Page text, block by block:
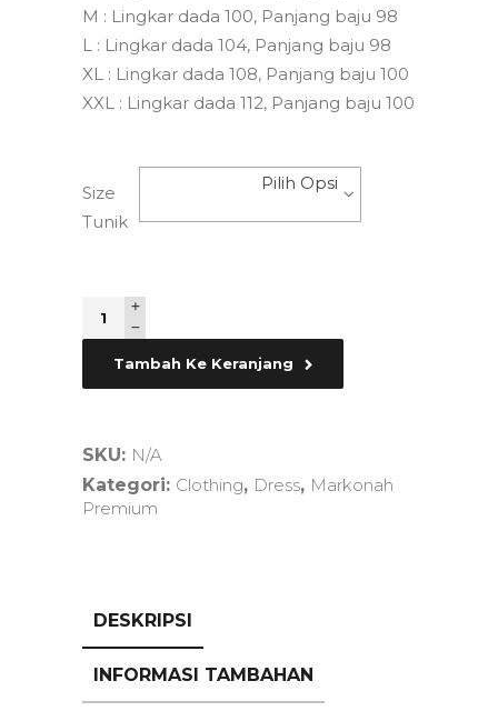
M : Lingkar dada 100, Panjang baju 98
L : Lingkar dada 104, Panjang baju 98
XL : Lingkar dada 108, Panjang baju 100
XXL : Lingkar dada 112, Panjang baju 100
Size
Tunik
Pilih Opsi
Quantity
Tambah Ke Keranjang
SKU: N/A
Kategori: Clothing, Dress, Markonah
Premium
DESKRIPSI
INFORMASI TAMBAHAN